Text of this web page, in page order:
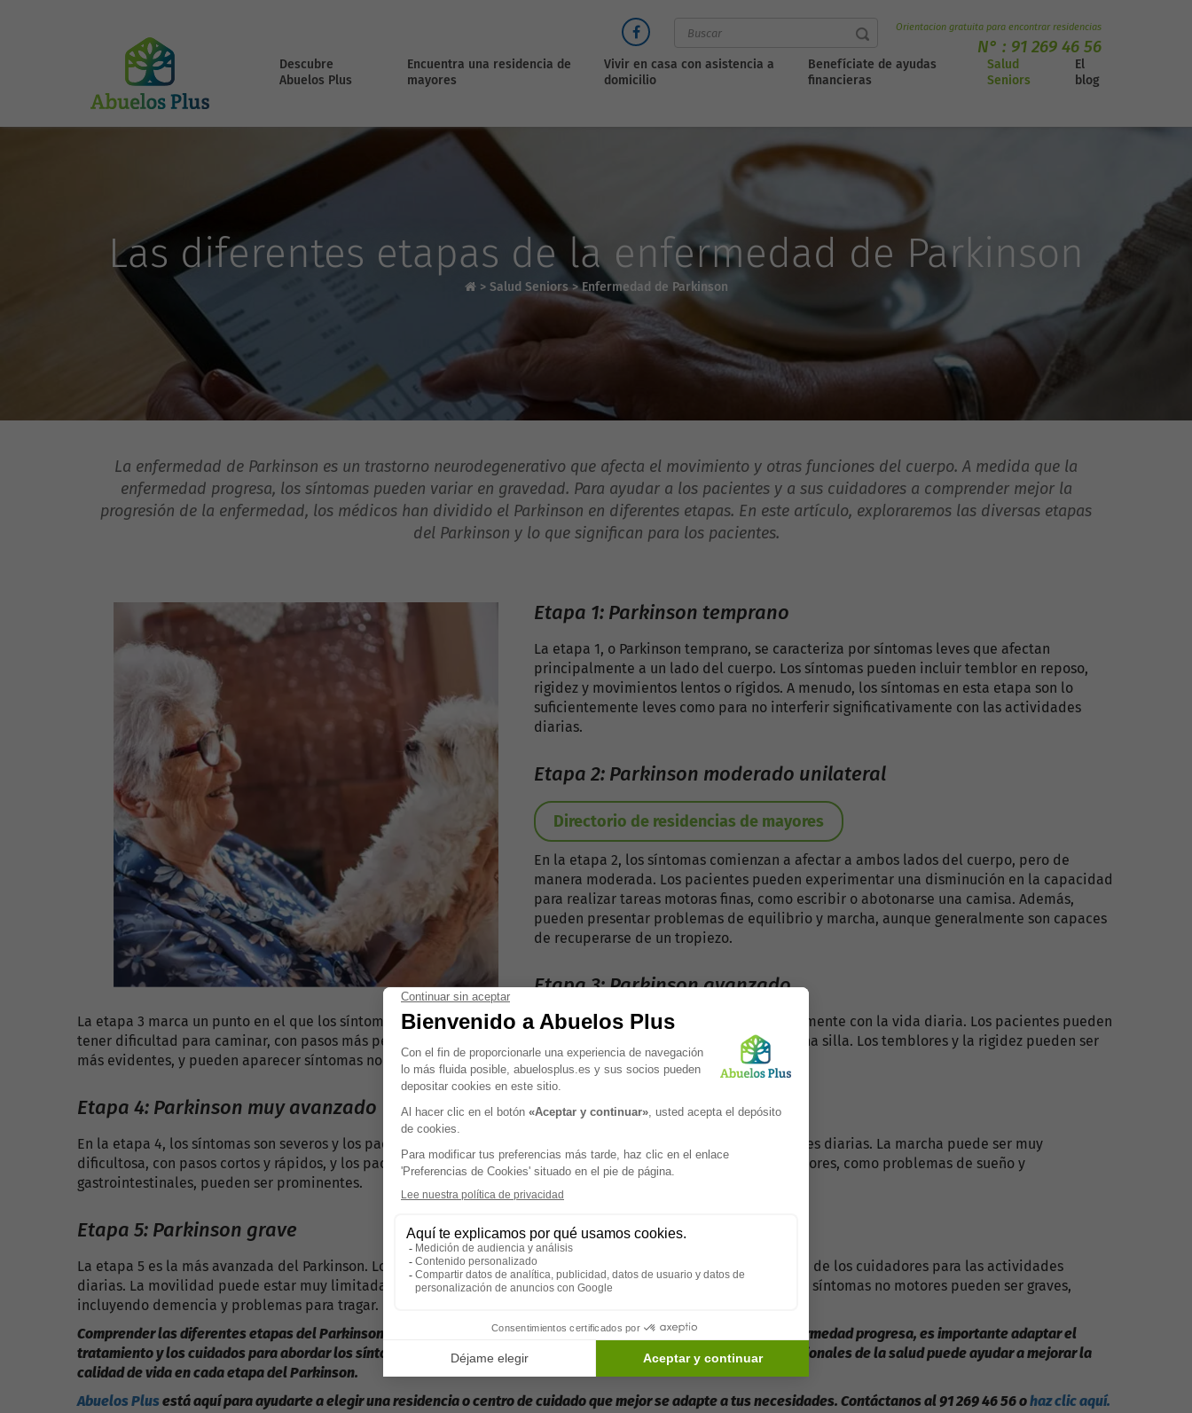
Orientacion gratuita para encontrar residencias
N° : 91 269 46 56
Descubre
Abuelos Plus
Encuentra una residencia de
mayores
Vivir en casa con asistencia a
domicilio
Benefíciate de ayudas
financieras
Salud
Seniors
El
blog
Las diferentes etapas de la enfermedad de Parkinson
> Salud Seniors>Enfermedad de Parkinson
La enfermedad de Parkinson es un trastorno neurodegenerativo que afecta el movimiento y otras funciones del cuerpo. A medida que la
enfermedad progresa, los síntomas pueden variar en gravedad. Para ayudar a los pacientes y a sus cuidadores a comprender mejor la
progresión de la enfermedad, los médicos han dividido el Parkinson en diferentes etapas. En este artículo, exploraremos las diversas etapas
del Parkinson y lo que significan para los pacientes.
Etapa 1: Parkinson temprano
La etapa 1, o Parkinson temprano, se caracteriza por síntomas leves que afectan
principalmente a un lado del cuerpo. Los síntomas pueden incluir temblor en reposo,
rigidez y movimientos lentos o rígidos. A menudo, los síntomas en esta etapa son lo
suficientemente leves como para no interferir significativamente con las actividades
diarias.
Etapa 2: Parkinson moderado unilateral
Directorio de residencias de mayores
En la etapa 2, los síntomas comienzan a afectar a ambos lados del cuerpo, pero de
manera moderada. Los pacientes pueden experimentar una disminución en la capacidad
para realizar tareas motoras finas, como escribir o abotonarse una camisa. Además,
pueden presentar problemas de equilibrio y marcha, aunque generalmente son capaces
de recuperarse de un tropiezo.
Etapa 3: Parkinson avanzado
La etapa 3 marca un punto en el que los síntomas se vuelven más pronunciados y comienzan a interferir notablemente con la vida diaria. Los pacientes pueden
tener dificultad para caminar, con pasos más pequeños y rápidos, y pueden requerir ayuda para levantarse de una silla. Los temblores y la rigidez pueden ser
más evidentes, y pueden aparecer síntomas no motores como depresión y problemas cognitivos.
Etapa 4: Parkinson muy avanzado
En la etapa 4, los síntomas son severos y los pacientes requieren ayuda para realizar la mayoría de las actividades diarias. La marcha puede ser muy
dificultosa, con pasos cortos y rápidos, y los pacientes pueden tener una postura encorvada. Los síntomas no motores, como problemas de sueño y
gastrointestinales, pueden ser prominentes.
Etapa 5: Parkinson grave
La etapa 5 es la más avanzada del Parkinson. Los pacientes en esta etapa tienen una dependencia casi completa de los cuidadores para las actividades
diarias. La movilidad puede estar muy limitada, con la posibilidad de estar confinados a una silla de ruedas. Los síntomas no motores pueden ser graves,
incluyendo demencia y problemas para tragar.
Comprender las diferentes etapas del Parkinson es esencial para los pacientes y sus familias. A medida que la enfermedad progresa, es importante adaptar el
tratamiento y los cuidados para abordar los síntomas cambiantes. Trabajar estrechamente con un equipo de profesionales de la salud puede ayudar a mejorar la
calidad de vida en cada etapa del Parkinson.
Abuelos Plus está aquí para ayudarte a elegir una residencia o centro de cuidado que mejor se adapte a tus necesidades. Contáctanos al 91 269 46 56 ohaz clic aquí.